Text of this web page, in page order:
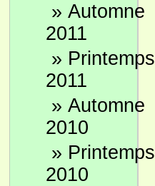
» Automne
2011
» Printemps
2011
» Automne
2010
» Printemps
2010